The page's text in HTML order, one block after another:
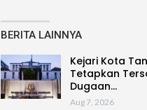
BERITA LAINNYA
Kejari Kota
Tetapkan
Dugaan…
Aug 7, 2026